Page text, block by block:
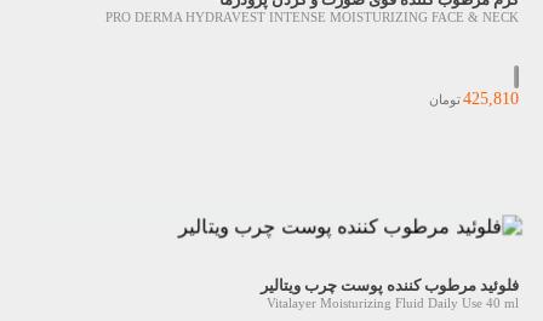
PRO DERMA HYDRAVEST INTENSE MOISTURIZING FACE & NECK
425,810تومان
فلوئید مرطوب کننده پوست چرب ویتالیر
Vitalayer Moisturizing Fluid Daily Use 40 ml